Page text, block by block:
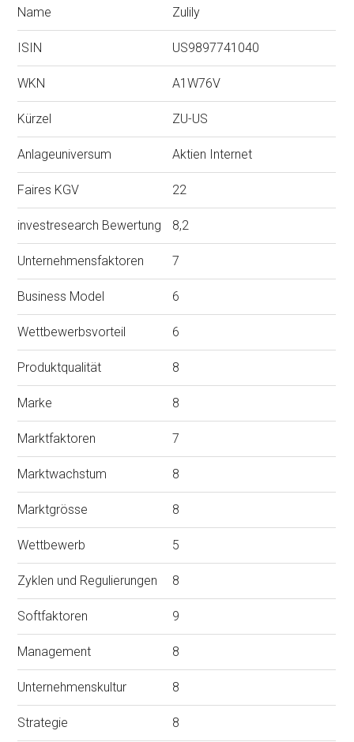
Name Zulily
ISIN US9897741040
WKN A1W76V
Kürzel ZU-US
Anlageuniversum Aktien Internet
Faires KGV 22
investresearch Bewertung 8,2
Unternehmensfaktoren 7
Business Model 6
Wettbewerbsvorteil 6
Produktqualität 8
Marke 8
Marktfaktoren 7
Marktwachstum 8
Marktgrösse 8
Wettbewerb 5
Zyklen und Regulierungen 8
Softfaktoren 9
Management 8
Unternehmenskultur 8
Strategie 8